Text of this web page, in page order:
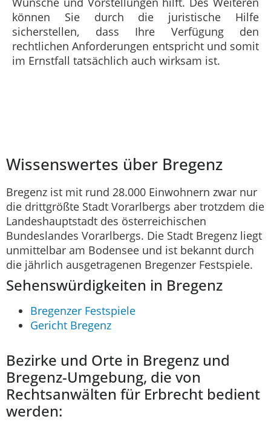
können Sie durch die juristische Hilfe
sicherstellen, dass Ihre Verfügung den
rechtlichen Anforderungen entspricht und somit
im Ernstfall tatsächlich auch wirksam ist.
Wissenswertes über Bregenz
Bregenz ist mit rund 28.000 Einwohnern zwar nur
die drittgrößte Stadt Vorarlbergs aber trotzdem die
Landeshauptstadt des österreichischen
Bundeslandes Vorarlbergs. Die Stadt Bregenz liegt
unmittelbar am Bodensee und ist bekannt durch
die jährlich ausgetragenen Bregenzer Festspiele.
Sehenswürdigkeiten in Bregenz
Bregenzer Festspiele
Gericht Bregenz
Bezirke und Orte in Bregenz und
Bregenz-Umgebung, die von
Rechtsanwälten für Erbrecht bedient
werden: